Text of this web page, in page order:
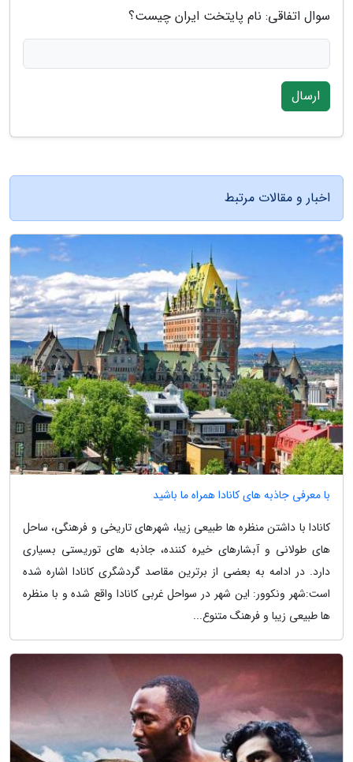
سوال اتفاقی: نام پایتخت ایران چیست؟
ارسال
اخبار و مقالات مرتبط
با معرفی جاذبه های کانادا همراه ما باشید
کانادا با داشتن منظره ها طبیعی زیبا، شهرهای تاریخی و فرهنگی، ساحل
های طولانی و آبشارهای خیره کننده، جاذبه های توریستی بسیاری
دارد. در ادامه به بعضی از برترین مقاصد گردشگری کانادا اشاره شده
است:شهر ونکوور: این شهر در سواحل غربی کانادا واقع شده و با منظره
ها طبیعی زیبا و فرهنگ متنوع...